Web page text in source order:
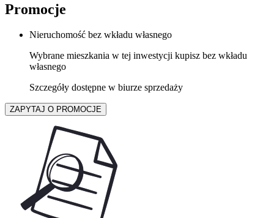
Promocje
Nieruchomość bez wkładu własnego
Wybrane mieszkania w tej inwestycji kupisz bez wkładu
własnego
Szczegóły dostępne w biurze sprzedaży
ZAPYTAJ O PROMOCJE